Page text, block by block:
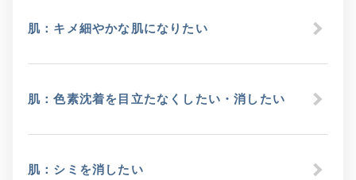
肌：キメ細やかな肌になりたい
肌：色素沈着を目立たなくしたい・消したい
肌：シミを消したい